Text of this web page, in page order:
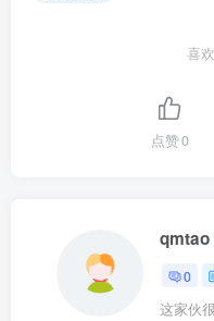
喜
点赞0
qmtao
0
这家伙